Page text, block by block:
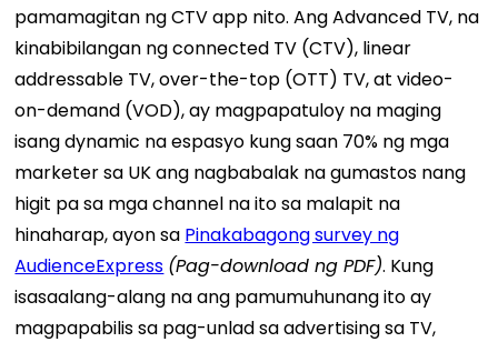
pamamagitan ng CTV app nito. Ang Advanced TV, na
kinabibilangan ng connected TV (CTV), linear
addressable TV, over-the-top (OTT) TV, at video-
on-demand (VOD), ay magpapatuloy na maging
isang dynamic na espasyo kung saan 70% ng mga
marketer sa UK ang nagbabalak na gumastos nang
higit pa sa mga channel na ito sa malapit na
hinaharap, ayon sa Pinakabagong survey ng
AudienceExpress (Pag-download ng PDF). Kung
isasaalang-alang na ang pamumuhunang ito ay
magpapabilis sa pag-unlad sa advertising sa TV,